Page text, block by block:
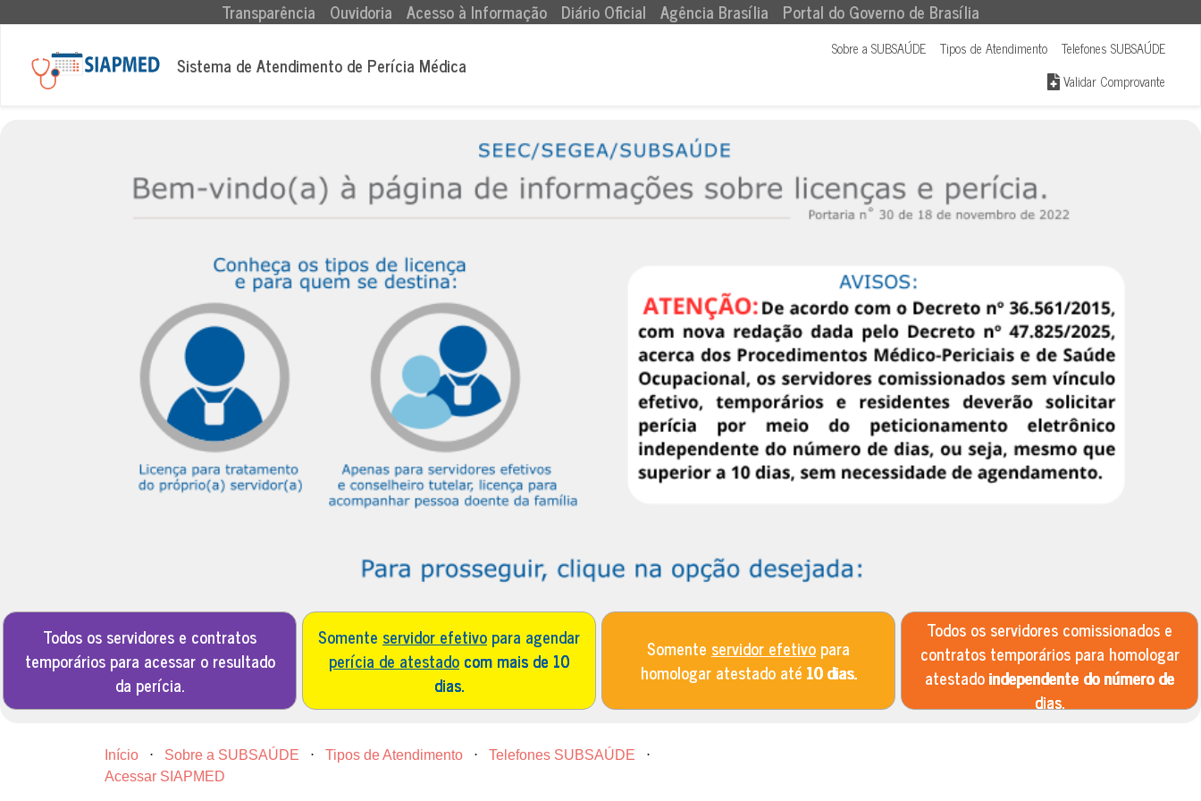
Transparência (current)
Ouvidoria Acesso à Informação Diário Oficial Agência Brasília Portal do Governo de Brasília
Sistema de Atendimento de Perícia Médica
Sobre a SUBSAÚDE Tipos de Atendimento
Telefones SUBSAÚDE
Validar Comprovante
Todos os servidores e contratos
temporários para acessar o resultado
da perícia.
Somente servidor efetivo
para agendar
perícia de atestado com mais de 10
dias.
Somente servidor efetivo para
homologar atestado até 10 dias.
Todos os servidores comissionados e
contratos temporários para homologar
atestadoindependente do número de
dias.
Início ⋅ Sobre a SUBSAÚDE ⋅ Tipos de Atendimento ⋅ Telefones SUBSAÚDE
⋅
Acessar SIAPMED